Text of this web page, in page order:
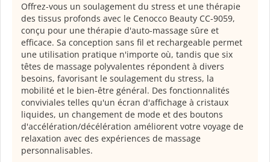
Offrez-vous un soulagement du stress et une thérapie
des tissus profonds avec le Cenocco Beauty CC-9059,
conçu pour une thérapie d'auto-massage sûre et
efficace. Sa conception sans fil et rechargeable permet
une utilisation pratique n'importe où, tandis que six
têtes de massage polyvalentes répondent à divers
besoins, favorisant le soulagement du stress, la
mobilité et le bien-être général. Des fonctionnalités
conviviales telles qu'un écran d'affichage à cristaux
liquides, un changement de mode et des boutons
d'accélération/décélération améliorent votre voyage de
relaxation avec des expériences de massage
personnalisables.